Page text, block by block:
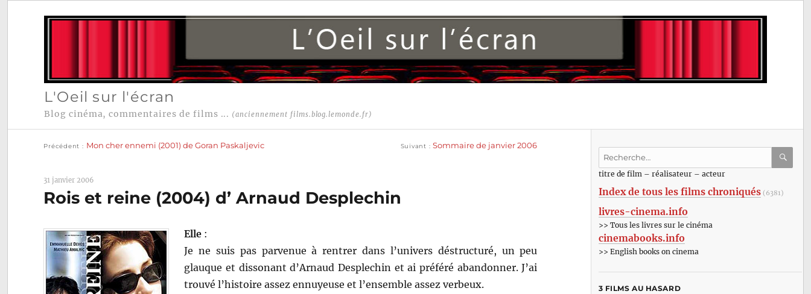
L'Oeil sur l'écran
Blog cinéma, commentaires de films ... (anciennement films.blog.lemonde.fr)
Navigation
l’article
Précédent Mon cher ennemi (2001) de Goran Paskaljevic Suivant Sommaire de janvier 2006
31 janvier 2006
Rois et reine (2004) d’ Arnaud Desplechin
Elle :
Je ne suis pas parvenue à rentrer dans l’univers déstructuré, un peu
glauque et dissonant d’Arnaud Desplechin et ai préféré abandonner. J’ai
trouvé l’histoire assez ennuyeuse et l’ensemble assez verbeux.
Recherche
:titre de film – réalisateur – acteur
Index de tous les films chroniqués (6381)
livres-cinema.info
>> Tous les livres sur le cinéma
cinemabooks.info
>> English books on cinema
3 FILMS AU HASARD